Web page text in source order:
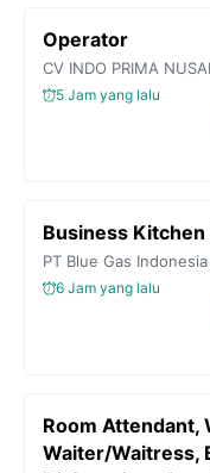
Operator
CV INDO PRIMA
5 Jam yang lalu
Business
PT Blue Gas Indonesia
6 Jam yang lalu
Room Attendant,
Waiter/Waitress,